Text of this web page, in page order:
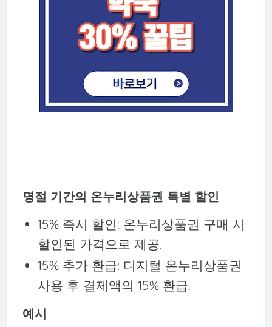
명절 기간의 온누리상품권 특별 할인
15% 즉시 할인: 온누리상품권 구매 시
할인된 가격으로 제공.
15% 추가 환급: 디지털 온누리상품권
사용 후 결제액의 15% 환급.
예시